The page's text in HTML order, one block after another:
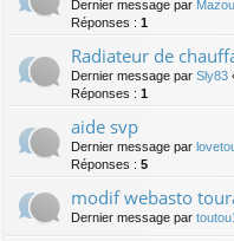
Dernier message par
Réponses : 1
Radiateur de
Dernier message par Sly83
Réponses : 1
aide svp
Dernier message par
Réponses : 5
modif webasto
Dernier message par